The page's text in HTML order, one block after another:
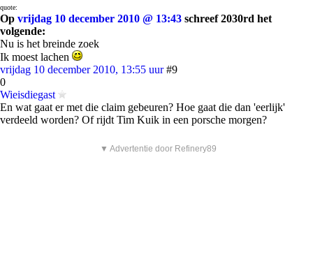
quote:
Op vrijdag 10 december 2010 @ 13:43 schreef 2030rd het
volgende:
Nu is het breinde zoek
Ik moest lachen
vrijdag 10 december 2010, 13:55 uur #9
0
Wieisdiegast
En wat gaat er met die claim gebeuren? Hoe gaat die dan 'eerlijk'
verdeeld worden? Of rijdt Tim Kuik in een porsche morgen?
▼ Advertentie door Refinery89